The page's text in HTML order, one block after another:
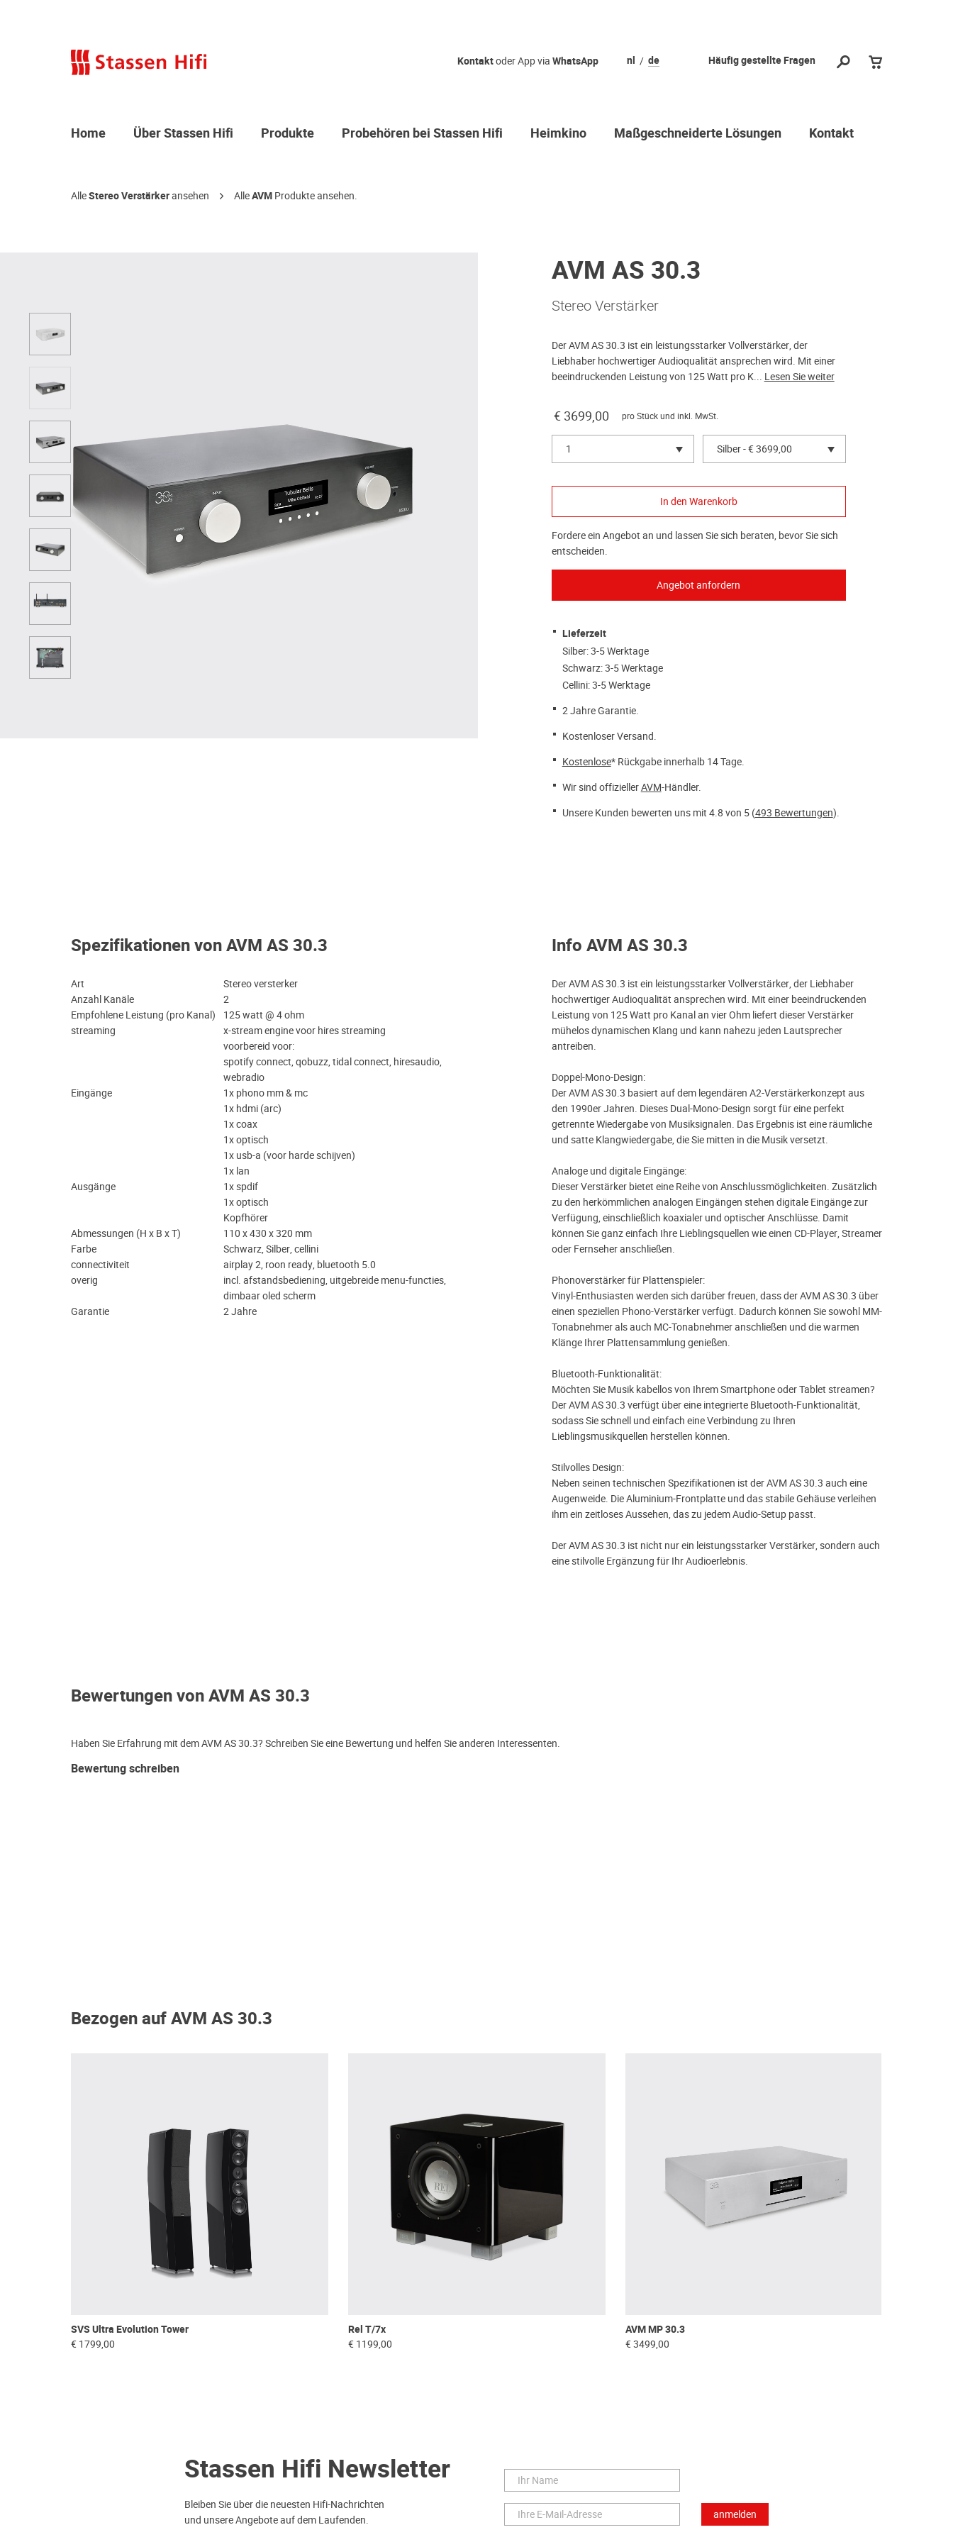
Häufig gestellte Fragen
nl de
Kontaktoder App via WhatsApp
Home Über Stassen Hifi Produkte Probehören bei Stassen Hifi Heimkino Maßgeschneiderte Lösungen Kontakt
AlleStereo Verstärkeransehen AlleAVM Produkte ansehen.
AVM AS 30.3
Stereo Verstärker
Der AVM AS 30.3 ist ein leistungsstarker Vollverstärker, der
Liebhaber hochwertiger Audioqualität ansprechen wird. Mit einer
beeindruckenden Leistung von 125 Watt pro K... Lesen Sie weiter
€ 3699,00 pro Stück und inkl. MwSt.
1 Silber - € 3699,00
Fordere ein Angebot an und lassen Sie sich beraten, bevor Sie sich
entscheiden.
Lieferzeit
Silber: 3-5 Werktage
Schwarz: 3-5 Werktage
Cellini: 3-5 Werktage
2 Jahre Garantie.
Kostenloser Versand.
Kostenlose* Rückgabe innerhalb 14 Tage.
Wir sind offiziellerAVM-Händler.
Unsere Kunden bewerten uns mit 4.8 von 5 (493 Bewertungen).
Spezifikationen von AVM AS 30.3
Art
Stereo versterker
Anzahl Kanäle
2
Empfohlene Leistung (pro Kanal)
125 watt @ 4 ohm
streaming
x-stream engine voor hires streaming
voorbereid voor:
spotify connect, qobuzz, tidal connect, hiresaudio,
webradio
Eingänge
1x phono mm & mc
1x hdmi (arc)
1x coax
1x optisch
1x usb-a (voor harde schijven)
1x lan
Ausgänge
1x spdif
1x optisch
Kopfhörer
Abmessungen (H x B x T)
110 x 430 x 320 mm
Farbe
Schwarz, Silber, cellini
connectiviteit
airplay 2, roon ready, bluetooth 5.0
overig
incl. afstandsbediening, uitgebreide menu-functies,
dimbaar oled scherm
Garantie
2 Jahre
Info AVM AS 30.3
Der AVM AS 30.3 ist ein leistungsstarker Vollverstärker, der Liebhaber
hochwertiger Audioqualität ansprechen wird. Mit einer beeindruckenden
Leistung von 125 Watt pro Kanal an vier Ohm liefert dieser Verstärker
mühelos dynamischen Klang und kann nahezu jeden Lautsprecher
antreiben.
Doppel-Mono-Design:
Der AVM AS 30.3 basiert auf dem legendären A2-Verstärkerkonzept aus
den 1990er Jahren. Dieses Dual-Mono-Design sorgt für eine perfekt
getrennte Wiedergabe von Musiksignalen. Das Ergebnis ist eine räumliche
und satte Klangwiedergabe, die Sie mitten in die Musik versetzt.
Analoge und digitale Eingänge:
Dieser Verstärker bietet eine Reihe von Anschlussmöglichkeiten. Zusätzlich
zu den herkömmlichen analogen Eingängen stehen digitale Eingänge zur
Verfügung, einschließlich koaxialer und optischer Anschlüsse. Damit
können Sie ganz einfach Ihre Lieblingsquellen wie einen CD-Player, Streamer
oder Fernseher anschließen.
Phonoverstärker für Plattenspieler:
Vinyl-Enthusiasten werden sich darüber freuen, dass der AVM AS 30.3 über
einen speziellen Phono-Verstärker verfügt. Dadurch können Sie sowohl MM-
Tonabnehmer als auch MC-Tonabnehmer anschließen und die warmen
Klänge Ihrer Plattensammlung genießen.
Bluetooth-Funktionalität:
Möchten Sie Musik kabellos von Ihrem Smartphone oder Tablet streamen?
Der AVM AS 30.3 verfügt über eine integrierte Bluetooth-Funktionalität,
sodass Sie schnell und einfach eine Verbindung zu Ihren
Lieblingsmusikquellen herstellen können.
Stilvolles Design:
Neben seinen technischen Spezifikationen ist der AVM AS 30.3 auch eine
Augenweide. Die Aluminium-Frontplatte und das stabile Gehäuse verleihen
ihm ein zeitloses Aussehen, das zu jedem Audio-Setup passt.
Der AVM AS 30.3 ist nicht nur ein leistungsstarker Verstärker, sondern auch
eine stilvolle Ergänzung für Ihr Audioerlebnis.
Bewertungen von AVM AS 30.3
Haben Sie Erfahrung mit dem AVM AS 30.3? Schreiben Sie eine Bewertung und helfen Sie anderen Interessenten.
Bewertung schreiben
Bezogen auf AVM AS 30.3
SVS Ultra Evolution Tower
€ 1799,00
Rel T/7x
€ 1199,00
AVM MP 30.3
€ 3499,00
Stassen Hifi Newsletter
Bleiben Sie über die neuesten Hifi-Nachrichten
und unsere Angebote auf dem Laufenden.